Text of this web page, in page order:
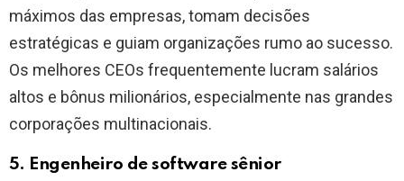
máximos das empresas, tomam decisões
estratégicas e guiam organizações rumo ao sucesso.
Os melhores CEOs frequentemente lucram salários
altos e bônus milionários, especialmente nas grandes
corporações multinacionais.
5. Engenheiro de software sênior